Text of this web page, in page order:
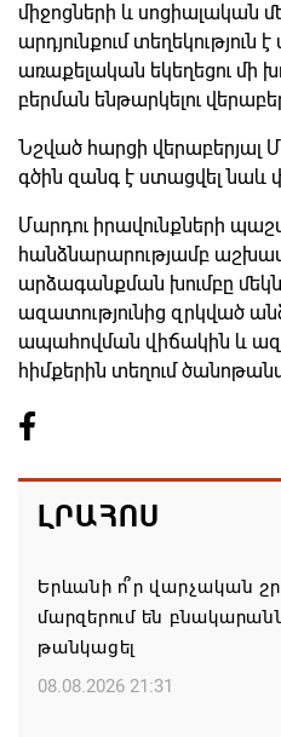
միջոցների և սոցիալական
արդյունքում տեղեկություն
առաքելական եկեղեցու մի
բերման ենթարկելու
Նշված հարցի
գծին զանգ է ստացվել
Մարդու իրավունքների
հանձնարարությամբ
արձագանքման խումբը
ազատությունից զրկված
ապահովման վիճակին և
հիմքերին տեղում
ԼՐԱՀՈՍ
Երևանի ո՞ր վարչական
մարզերում են
թանկացել
08.08.2026 21:31